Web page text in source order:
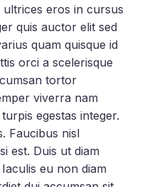
eros in cursus
quis auctor elit sed
quam quisque id
orci a scelerisque
tortor
viverra nam
egestas integer.
Faucibus nisl
est. Duis ut diam
eu non diam